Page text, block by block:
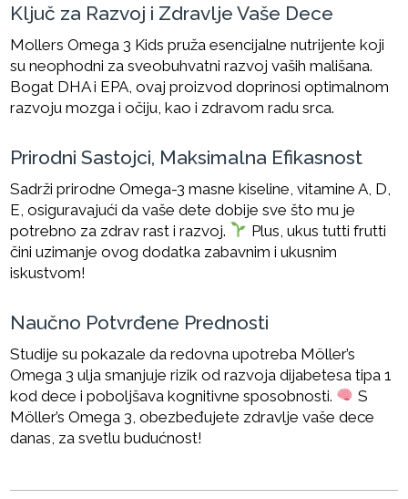
Ključ za Razvoj i Zdravlje Vaše Dece
Mollers Omega 3 Kids pruža esencijalne nutrijente koji
su neophodni za sveobuhvatni razvoj vaših mališana.
Bogat DHA i EPA, ovaj proizvod doprinosi optimalnom
razvoju mozga i očiju, kao i zdravom radu srca.
Prirodni Sastojci, Maksimalna Efikasnost
Sadrži prirodne Omega-3 masne kiseline, vitamine A, D,
E, osiguravajući da vaše dete dobije sve što mu je
potrebno za zdrav rast i razvoj.
Plus, ukus tutti frutti
čini uzimanje ovog dodatka zabavnim i ukusnim
iskustvom!
Naučno Potvrđene Prednosti
Studije su pokazale da redovna upotreba Möller’s
Omega 3 ulja smanjuje rizik od razvoja dijabetesa tipa 1
kod dece i poboljšava kognitivne sposobnosti.
S
Möller’s Omega 3, obezbeđujete zdravlje vaše dece
danas, za svetlu budućnost!